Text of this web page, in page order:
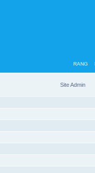
RANG
Site Admin